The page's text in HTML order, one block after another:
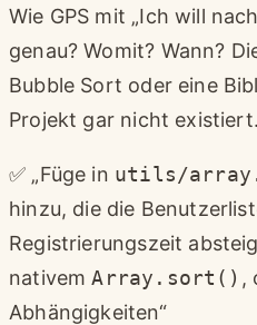
Wie GPS mit „Ich will
genau? Womit? Wann?
Bubble Sort oder eine
Projekt gar nicht existiert.
✅ „Füge in utils/
hinzu, die die
Registrierungszeit
nativemArray.sort() ,
Abhängigkeiten“